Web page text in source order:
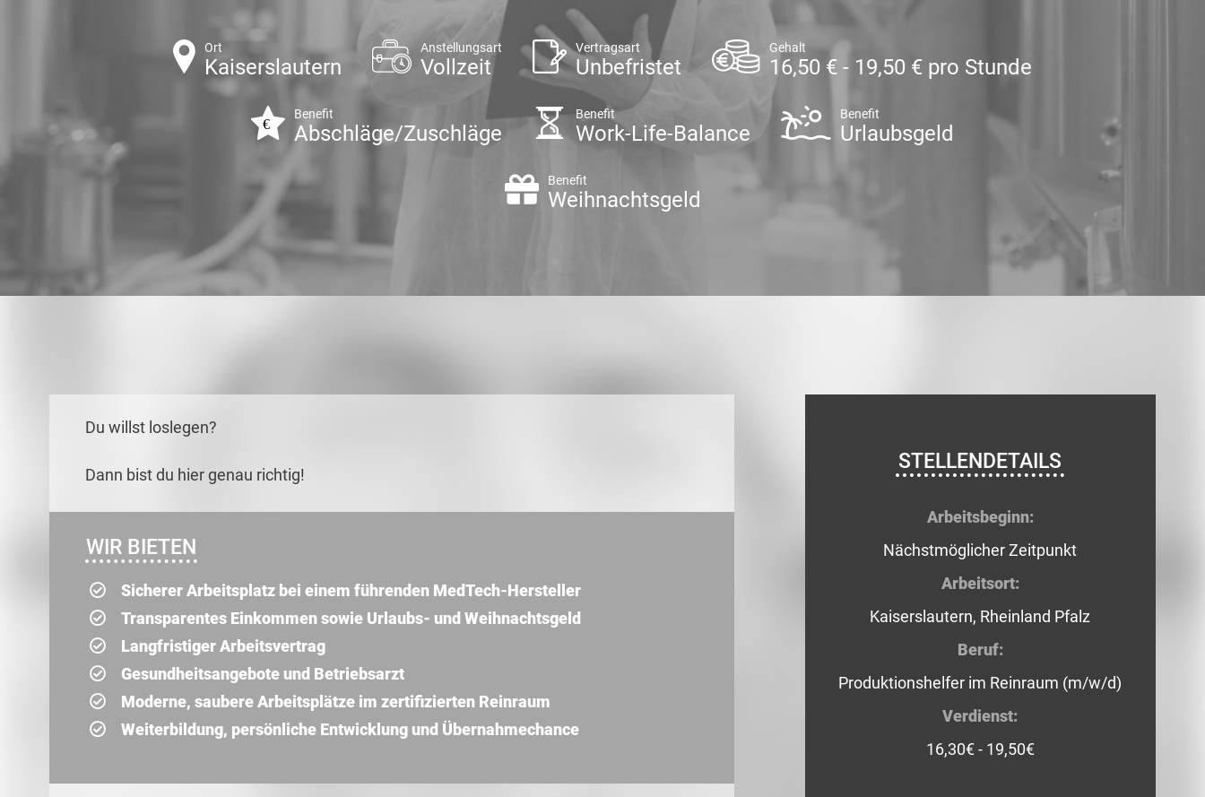
Ort
Kaiserslautern
Anstellungsart
Vollzeit
Vertragsart
Unbefristet
Gehalt
16,50 € - 19,50 € pro Stunde
Benefit
Abschläge/Zuschläge
Benefit
Work-Life-Balance
Benefit
Urlaubsgeld
Benefit
Weihnachtsgeld
Du willst loslegen?
Dann bist du hier genau richtig!
WIR BIETEN
Sicherer Arbeitsplatz bei einem führenden MedTech-Hersteller
Transparentes Einkommen sowie Urlaubs- und Weihnachtsgeld
Langfristiger Arbeitsvertrag
Gesundheitsangebote und Betriebsarzt
Moderne, saubere Arbeitsplätze im zertifizierten Reinraum
Weiterbildung, persönliche Entwicklung und Übernahmechance
STELLENDETAILS
Arbeitsbeginn:
Nächstmöglicher Zeitpunkt
Arbeitsort:
Kaiserslautern, Rheinland Pfalz
Beruf:
Produktionshelfer im Reinraum (m/w/d)
Verdienst:
16,30€ - 19,50€